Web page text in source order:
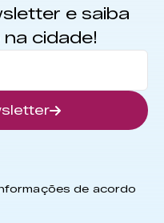
e saiba
cidade!
de acordo